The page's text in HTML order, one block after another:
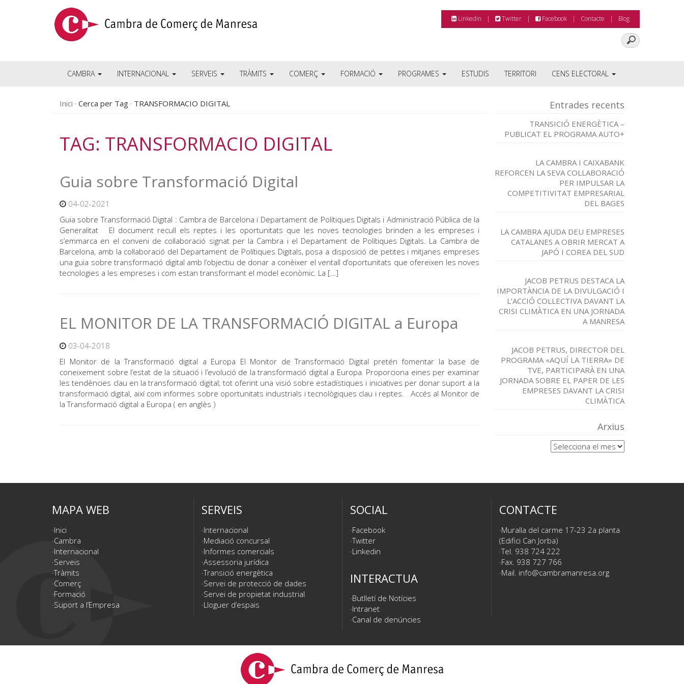
Linkedin Twitter Facebook Contacte Blog
CAMBRA INTERNACIONAL SERVEIS TRÀMITS COMERÇ FORMACIÓ PROGRAMES ESTUDIS TERRITORI CENS ELECTORAL
Inici Cerca per Tag TRANSFORMACIO DIGITAL
TAG: TRANSFORMACIO DIGITAL
Guia sobre Transformació Digital
04-02-2021
Guia sobre Transformació Digital : Cambra de Barcelona i Departament de Polítiques Digitals i Administració Pública de la
Generalitat El document recull els reptes i les oportunitats que les noves tecnologies brinden a les empreses i
s’emmarca en el conveni de col·laboració signat per la Cambra i el Departament de Polítiques Digitals. La Cambra de
Barcelona, amb la col·laboració del Departament de Polítiques Digitals, posa a disposició de petites i mitjanes empreses
una guia sobre transformació digital amb l’objectiu de donar a conèixer el ventall d’oportunitats que ofereixen les noves
tecnologies a les empreses i com estan transformant el model econòmic. La […]
EL MONITOR DE LA TRANSFORMACIÓ DIGITAL a Europa
03-04-2018
El Monitor de la Transformació digital a Europa El Monitor de Transformació Digital pretén fomentar la base de
coneixement sobre l’estat de la situació i l’evolució de la transformació digital a Europa. Proporciona eines per examinar
les tendències clau en la transformació digital; tot oferint una visió sobre estadístiques i iniciatives per donar suport a la
transformació digital, així com informes sobre oportunitats industrials i tecnològiques clau i reptes. Accés al Monitor de
la Transformació digital a Europa ( en anglès )
Entrades recents
TRANSICIÓ ENERGÈTICA –
PUBLICAT EL PROGRAMA AUTO+
LA CAMBRA I CAIXABANK
REFORCEN LA SEVA COL·LABORACIÓ
PER IMPULSAR LA
COMPETITIVITAT EMPRESARIAL
DEL BAGES
LA CAMBRA AJUDA DEU EMPRESES
CATALANES A OBRIR MERCAT A
JAPÓ I COREA DEL SUD
JACOB PETRUS DESTACA LA
IMPORTÀNCIA DE LA DIVULGACIÓ I
L’ACCIÓ COL·LECTIVA DAVANT LA
CRISI CLIMÀTICA EN UNA JORNADA
A MANRESA
JACOB PETRUS, DIRECTOR DEL
PROGRAMA «AQUÍ LA TIERRA» DE
TVE, PARTICIPARÀ EN UNA
JORNADA SOBRE EL PAPER DE LES
EMPRESES DAVANT LA CRISI
CLIMÀTICA
Arxius
Arxius
MAPA WEB
Inici
Cambra
Internacional
Serveis
Tràmits
Comerç
Formació
Suport a l’Empresa
SERVEIS
Internacional
Mediació concursal
Informes comercials
Assessoria jurídica
Transició energètica
Servei de protecció de dades
Servei de propietat industrial
Lloguer d’espais
SOCIAL
Facebook
Twitter
Linkedin
INTERACTUA
Butlletí de Notícies
Intranet
Canal de denúncies
CONTACTE
Muralla del carme 17-23 2a planta
(Edifici Can Jorba)
Tel. 938 724 222
Fax. 938 727 766
Mail. info@cambramanresa.org